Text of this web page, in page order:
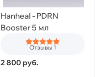
Hanheal - PDRN
Booster 5 мл
Отзывы 1
2 800 руб.